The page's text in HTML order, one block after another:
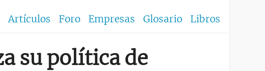
Artículos Foro Empresas Glosario Libros
su política de